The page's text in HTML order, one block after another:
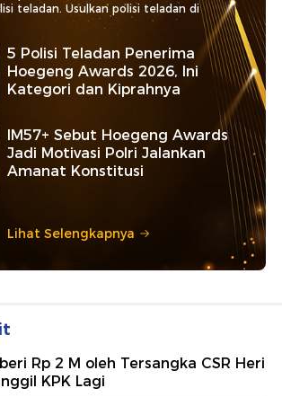
teladan. Usulkan polisi teladan di
5 Polisi Teladan Penerima
Hoegeng Awards 2026, Ini
Kategori dan Kiprahnya
IM57+ Sebut Hoegeng Awards
Jadi Motivasi Polri Jalankan
Amanat Konstitusi
Lihat Selengkapnya
Rp 2 M oleh Tersangka CSR Heri
KPK Lagi